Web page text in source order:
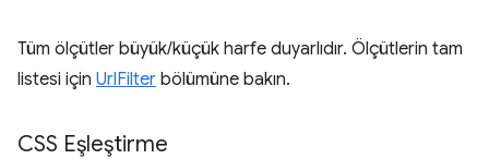
Tüm ölçütler büyük/küçük harfe duyarlıdır. Ölçütlerin tam
listesi için UrlFilter bölümüne bakın.
CSS Eşleştirme